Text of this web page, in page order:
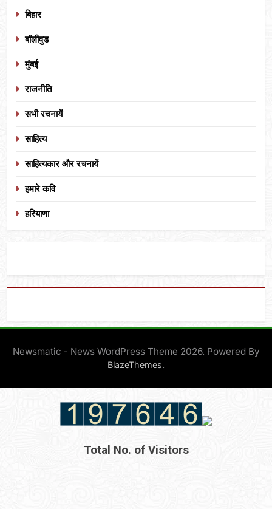
बिहार
बॉलीवुड
मुंबई
राजनीति
सभी रचनायें
साहित्य
साहित्यकार और रचनायें
हमारे कवि
हरियाणा
Newsmatic - News WordPress Theme 2026. Powered By
BlazeThemes.
Total No. of Visitors